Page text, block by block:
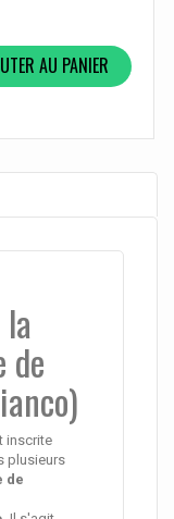
AU PANIER
de
inscrite
plusieurs
de